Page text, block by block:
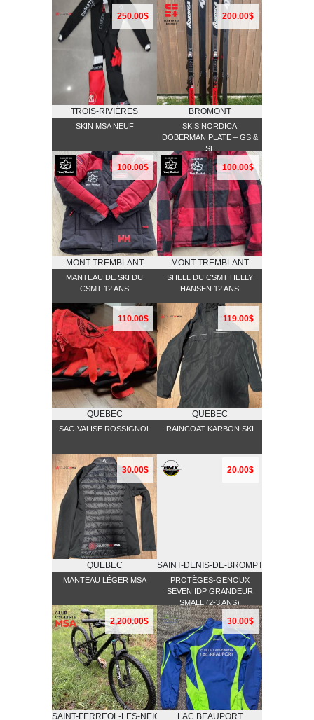
250.00$
TROIS-RIVIÈRES
SKIN MSA NEUF
200.00$
BROMONT
SKIS NORDICA
DOBERMAN PLATE – GS &
SL
100.00$
MONT-TREMBLANT
MANTEAU DE SKI DU
CSMT 12 ANS
100.00$
MONT-TREMBLANT
SHELL DU CSMT HELLY
HANSEN 12 ANS
110.00$
QUEBEC
SAC-VALISE ROSSIGNOL
119.00$
QUEBEC
RAINCOAT KARBON SKI
30.00$
QUEBEC
MANTEAU LÉGER MSA
20.00$
SAINT-DENIS-DE-BROMPTON
PROTÈGES-GENOUX
SEVEN IDP GRANDEUR
SMALL (2-3 ANS)
2,200.00$
SAINT-FERREOL-LES-NEIGES
30.00$
LAC BEAUPORT